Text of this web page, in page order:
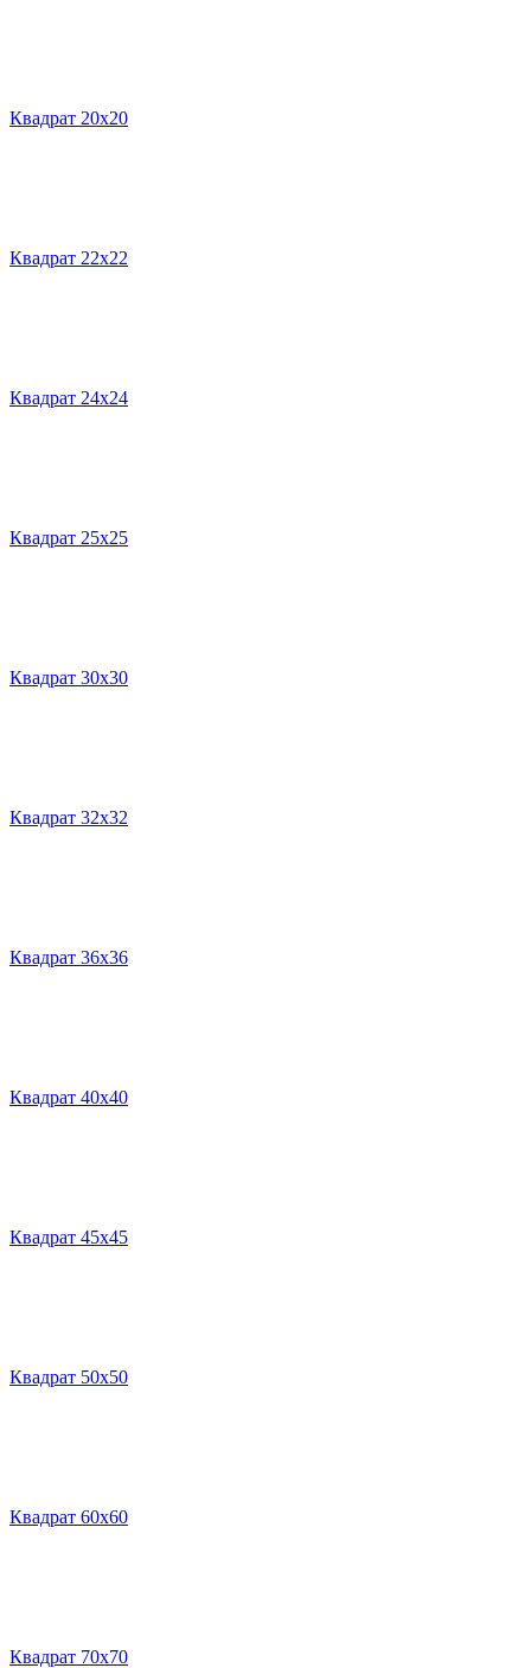
Квадрат 20х20
Квадрат 22х22
Квадрат 24х24
Квадрат 25х25
Квадрат 30х30
Квадрат 32х32
Квадрат 36х36
Квадрат 40х40
Квадрат 45х45
Квадрат 50х50
Квадрат 60х60
Квадрат 70х70